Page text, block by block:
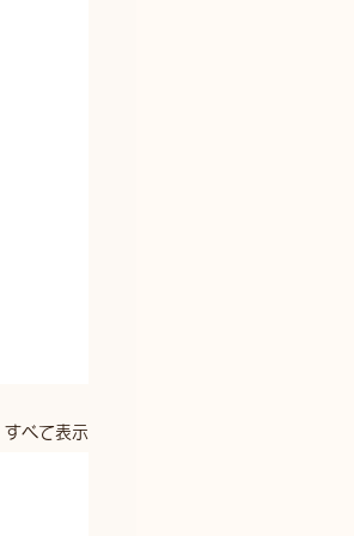
すべて表示